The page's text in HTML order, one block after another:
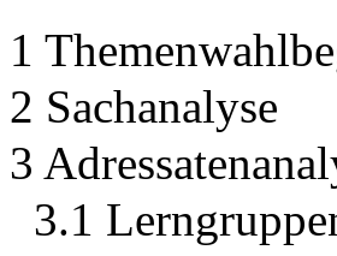
1
2 Sachanalyse
3
3.1